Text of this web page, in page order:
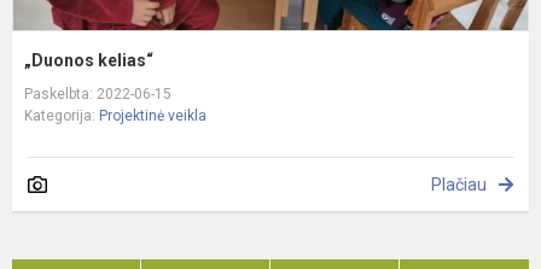
„Duonos kelias“
Paskelbta: 2022-06-15
Kategorija: Projektinė veikla
Plačiau